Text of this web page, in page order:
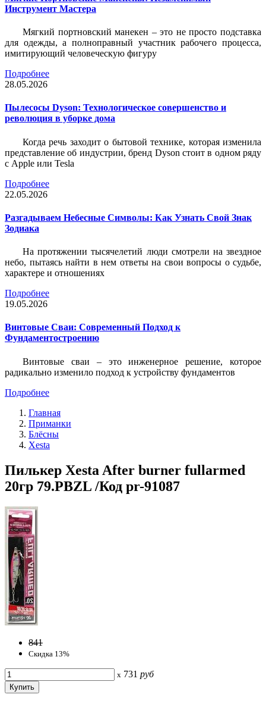
Инструмент Мастера
Мягкий портновский манекен – это не просто подставка
для одежды, а полноправный участник рабочего процесса,
имитирующий человеческую фигуру
Подробнее
28.05.2026
Пылесосы Dyson: Технологическое совершенство и
революция в уборке дома
Когда речь заходит о бытовой технике, которая изменила
представление об индустрии, бренд Dyson стоит в одном ряду
с Apple или Tesla
Подробнее
22.05.2026
Разгадываем Небесные Символы: Как Узнать Свой Знак
Зодиака
На протяжении тысячелетий люди смотрели на звездное
небо, пытаясь найти в нем ответы на свои вопросы о судьбе,
характере и отношениях
Подробнее
19.05.2026
Винтовые Сваи: Современный Подход к
Фундаментостроению
Винтовые сваи – это инженерное решение, которое
радикально изменило подход к устройству фундаментов
Подробнее
Главная
Приманки
Блёсны
Xesta
Пилькер Xesta After burner fullarmed
20гр 79.PBZL /Код pr-91087
841
Скидка 13%
x 731 руб